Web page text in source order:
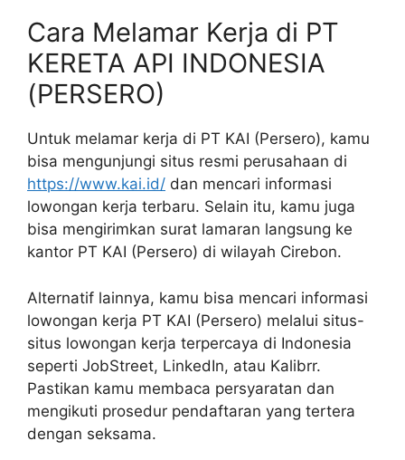
Cara Melamar Kerja di PT
KERETA API INDONESIA
(PERSERO)
Untuk melamar kerja di PT KAI (Persero), kamu
bisa mengunjungi situs resmi perusahaan di
https://www.kai.id/ dan mencari informasi
lowongan kerja terbaru. Selain itu, kamu juga
bisa mengirimkan surat lamaran langsung ke
kantor PT KAI (Persero) di wilayah Cirebon.
Alternatif lainnya, kamu bisa mencari informasi
lowongan kerja PT KAI (Persero) melalui situs-
situs lowongan kerja terpercaya di Indonesia
seperti JobStreet, LinkedIn, atau Kalibrr.
Pastikan kamu membaca persyaratan dan
mengikuti prosedur pendaftaran yang tertera
dengan seksama.